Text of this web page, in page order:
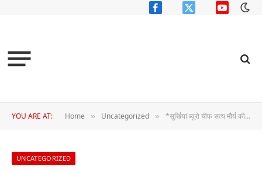
FacebookX
YouTube
YOU ARE AT: Home » Uncategorized » *सुर्खियां ब्यूरो चीफ सत्य मौर्य की विशेष खबर-* नाला के किनारे गौवंश का वध कर उसका मांस तैयार कर रहे 08 अभियुक्तों को कांसाबेल पुलिस ने रंगे हाथ किया गिरफ्तार,
UNCATEGORIZED